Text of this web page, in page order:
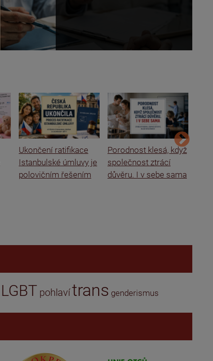
Ukončení ratifikace
Istanbulské úmluvy je
polovičním řešením
Porodnost klesá, když
společnost ztrácí
důvěru. I v sebe sama
LGBT pohlavítrans genderismus